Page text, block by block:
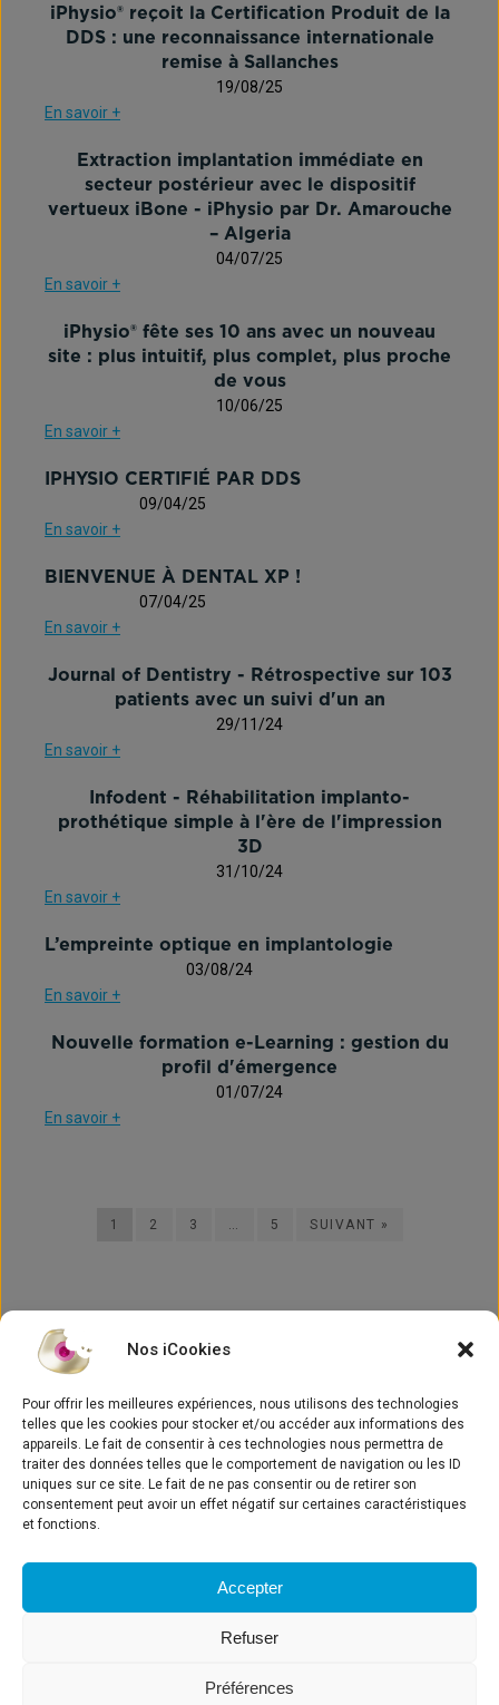
Nos iCookies
Pour offrir les meilleures expériences, nous utilisons des technologies
telles que les cookies pour stocker et/ou accéder aux informations des
appareils. Le fait de consentir à ces technologies nous permettra de
traiter des données telles que le comportement de navigation ou les ID
uniques sur ce site. Le fait de ne pas consentir ou de retirer son
consentement peut avoir un effet négatif sur certaines caractéristiques
et fonctions.
Accepter
Refuser
Préférences
iPhysio® reçoit la Certification Produit de la
DDS : une reconnaissance internationale
remise à Sallanches
19/08/25
En savoir +
Extraction implantation immédiate en
secteur postérieur avec le dispositif
vertueux iBone - iPhysio par Dr. Amarouche
– Algeria
04/07/25
En savoir +
iPhysio® fête ses 10 ans avec un nouveau
site : plus intuitif, plus complet, plus proche
de vous
10/06/25
En savoir +
IPHYSIO CERTIFIÉ PAR DDS
09/04/25
En savoir +
BIENVENUE À DENTAL XP !
07/04/25
En savoir +
Journal of Dentistry - Rétrospective sur 103
patients avec un suivi d'un an
29/11/24
En savoir +
Infodent - Réhabilitation implanto-
prothétique simple à l'ère de l'impression
3D
31/10/24
En savoir +
L’empreinte optique en implantologie
03/08/24
En savoir +
Nouvelle formation e-Learning : gestion du
profil d'émergence
01/07/24
En savoir +
1 2 3 … 5 SUIVANT »
Concept
Actualités
Contact
LYRA ETK
newsletter iPhysio®